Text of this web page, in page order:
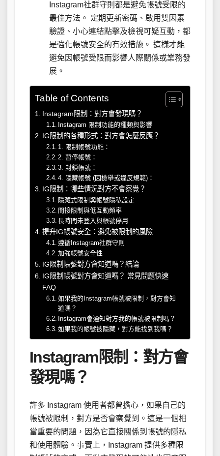
Instagram社群守則都是避免帳號受限的
最佳方法。 定期更新密碼、啟用雙因素
驗證、小心連結點擊及檢視可疑互動，都
是強化帳號安全的有效措施。 這樣才能
避免因帳號受限而影響人際關係或業務發
展。
Table of Contents
Instagram限制：對方會發現嗎？
Instagram 限制功能的種類與影響
IG限制的各種形式：對方會怎麼反應？
1. 限制帳號功能：
2. 暫停帳號：
3. 封鎖帳號：
4. 隱藏帳號 (因檢舉或違反規範)：
IG限制：哪些情況對方不會察覺？
隱藏式限制與帳號隱私設定
間接限制與低互動頻率
長時間未登入與帳號停用
提升IG帳號安全：避免被限制的風險
遵循Instagram社群守則
加強帳號安全性
IG限制帳號對方會知道嗎？結論
IG限制帳號對方會知道嗎？ 常見問題快速
FAQ
如果我的Instagram帳號被限制，對方會知
道嗎？
Instagram會通知對方我的帳號被限制嗎？
如果我的帳號被隱藏，對方能找到我嗎？
Instagram限制：對方會
發現嗎？
許多 Instagram 使用者都曾擔心，如果自己的
帳號被限制，對方是否會察覺到。這是一個相
當重要的問題，因為它直接關係到帳號的隱私
和使用體驗。事實上，Instagram 提供多種限